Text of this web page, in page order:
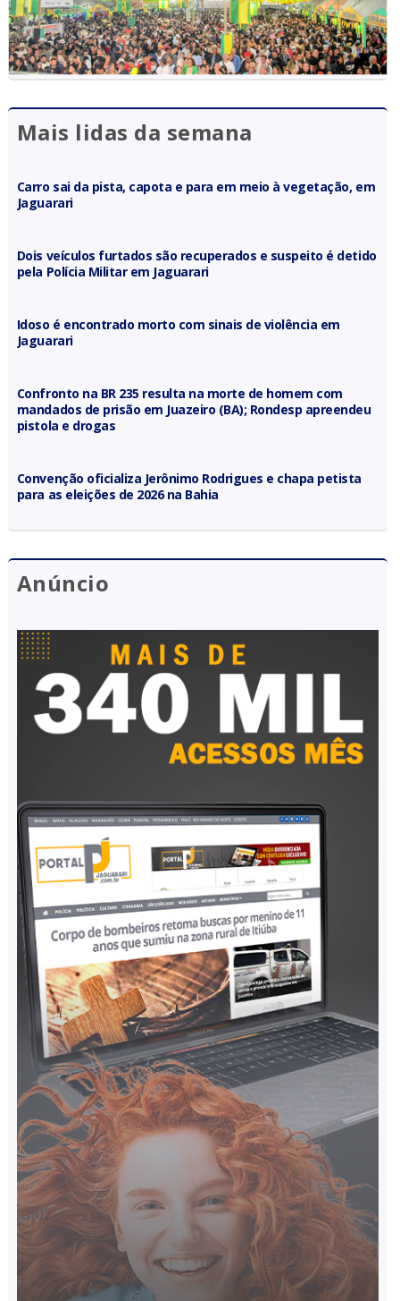
Mais lidas da semana
Carro sai da pista, capota e para em meio à vegetação, em
Jaguarari
Dois veículos furtados são recuperados e suspeito é detido
pela Polícia Militar em Jaguarari
Idoso é encontrado morto com sinais de violência em
Jaguarari
Confronto na BR 235 resulta na morte de homem com
mandados de prisão em Juazeiro (BA); Rondesp apreendeu
pistola e drogas
Convenção oficializa Jerônimo Rodrigues e chapa petista
para as eleições de 2026 na Bahia
Anúncio